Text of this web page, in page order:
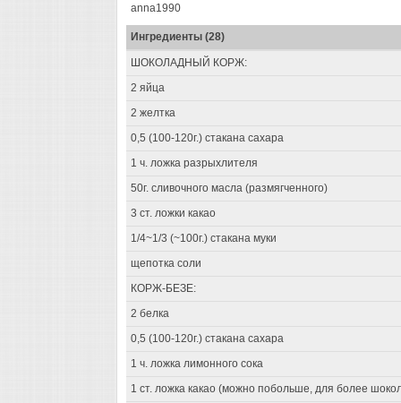
anna1990
Ингредиенты (28)
ШОКОЛАДНЫЙ КОРЖ:
2 яйца
2 желтка
0,5 (100-120г.) стакана сахара
1 ч. ложка разрыхлителя
50г. сливочного масла (размягченного)
3 ст. ложки какао
1/4~1/3 (~100г.) стакана муки
щепотка соли
КОРЖ-БЕЗЕ:
2 белка
0,5 (100-120г.) стакана сахара
1 ч. ложка лимонного сока
1 ст. ложка какао (можно побольше, для более